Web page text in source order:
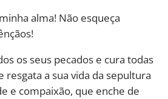
alma! Não esqueça
os seus pecados e cura todas
resgata a sua vida da sepultura
e compaixão, que enche de